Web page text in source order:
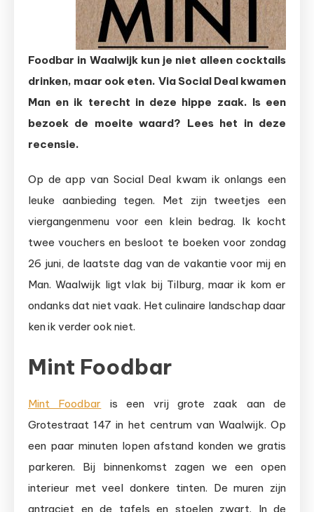
Waalwijk
Foodbar in Waalwijk kun je niet alleen cocktails
drinken, maar ook eten. Via Social Deal kwamen
Man en ik terecht in deze hippe zaak. Is een
bezoek de moeite waard? Lees het in deze
recensie.
Op de app van Social Deal kwam ik onlangs een
leuke aanbieding tegen. Met zijn tweetjes een
viergangenmenu voor een klein bedrag. Ik kocht
twee vouchers en besloot te boeken voor zondag
26 juni, de laatste dag van de vakantie voor mij en
Man. Waalwijk ligt vlak bij Tilburg, maar ik kom er
ondanks dat niet vaak. Het culinaire landschap daar
ken ik verder ook niet.
Mint Foodbar
Mint Foodbar is een vrij grote zaak aan de
Grotestraat 147 in het centrum van Waalwijk. Op
een paar minuten lopen afstand konden we gratis
parkeren. Bij binnenkomst zagen we een open
interieur met veel donkere tinten. De muren zijn
antraciet en de tafels en stoelen zwart. In de